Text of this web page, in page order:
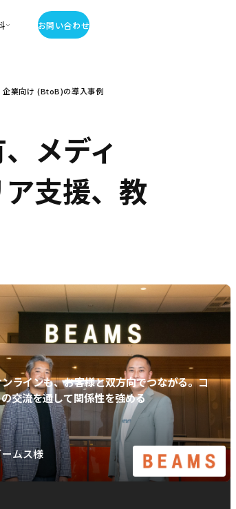
立ち資料
お問い合わせ
企業向け (BtoB)の導入事例
メディ
支援、教
ンラインも、お客様と双方向でつながる。コ
交流を通して関係性を強める
ムス様